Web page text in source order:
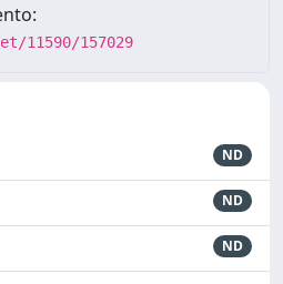
11590/157029
ND
ND
ND